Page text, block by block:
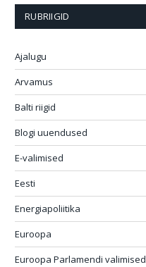
RUBRIIGID
Ajalugu
Arvamus
Balti riigid
Blogi uuendused
E-valimised
Eesti
Energiapoliitika
Euroopa
Euroopa Parlamendi valimised